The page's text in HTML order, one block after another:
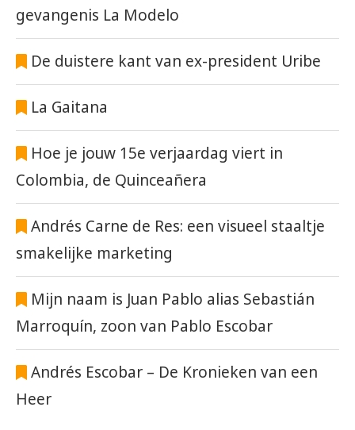
gevangenis La Modelo
De duistere kant van ex-president Uribe
La Gaitana
Hoe je jouw 15e verjaardag viert in
Colombia, de Quinceañera
Andrés Carne de Res: een visueel staaltje
smakelijke marketing
Mijn naam is Juan Pablo alias Sebastián
Marroquín, zoon van Pablo Escobar
Andrés Escobar – De Kronieken van een
Heer